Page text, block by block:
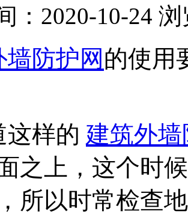
：2020-10-24 浏
防护网 的使用
这样的 建筑外
之上，这个时
所以时常检查